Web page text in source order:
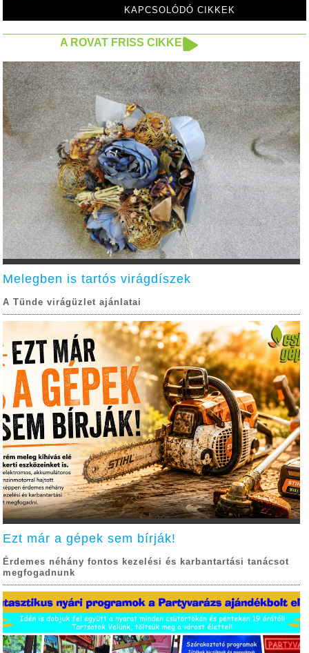
KAPCSOLÓDÓ CIKKEK
A ROVAT FRISS CIKKEI
Melegben is tartós virágdíszek
A Tünde virágüzlet ajánlatai
Ezt már a gépek sem bírják!
Érdemes néhány fontos kezelési és karbantartási tanácsot
megfogadnunk